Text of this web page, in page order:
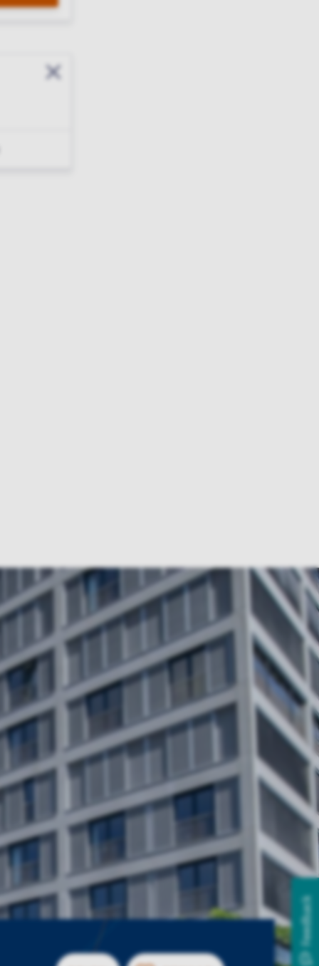
Sluit modal
Feedback